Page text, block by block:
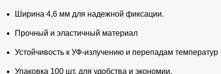
Ширина 4,6 мм для надежной фиксации.
Прочный и эластичный материал
Устойчивость к УФ-излучению и перепадам температур
Упаковка 100 шт. для удобства и экономии.